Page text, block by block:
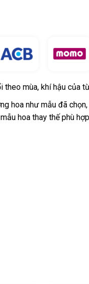
theo mùa, khí hậu của
hoa như mẫu đã
hoa thay thế phù hợp